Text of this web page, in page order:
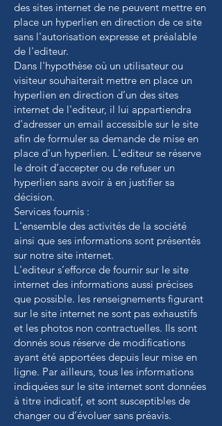
des sites internet de ne peuvent mettre en
place un hyperlien en direction de ce site
sans l'autorisation expresse et préalable
de l'editeur.
Dans l'hypothèse où un utilisateur ou
visiteur souhaiterait mettre en place un
hyperlien en direction d’un des sites
internet de l'editeur, il lui appartiendra
d'adresser un email accessible sur le site
afin de formuler sa demande de mise en
place d'un hyperlien. L'editeur se réserve
le droit d’accepter ou de refuser un
hyperlien sans avoir à en justifier sa
décision.
Services fournis :
L'ensemble des activités de la société
ainsi que ses informations sont présentés
sur notre site internet.
L'editeur s’efforce de fournir sur le site
internet des informations aussi précises
que possible. les renseignements figurant
sur le site internet ne sont pas exhaustifs
et les photos non contractuelles. Ils sont
donnés sous réserve de modifications
ayant été apportées depuis leur mise en
ligne. Par ailleurs, tous les informations
indiquées sur le site internet sont données
à titre indicatif, et sont susceptibles de
changer ou d’évoluer sans préavis.